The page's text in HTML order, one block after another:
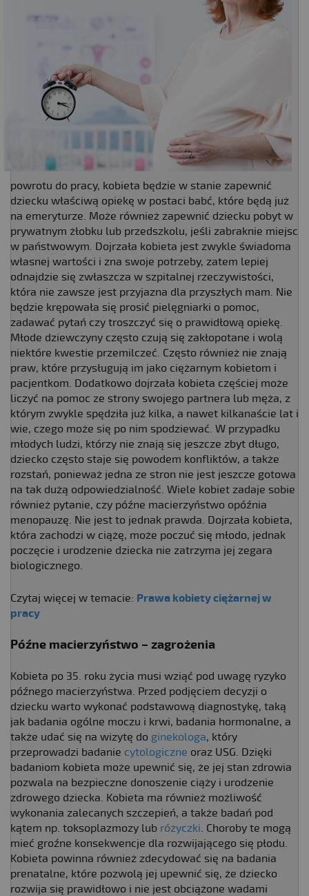
powrotu do pracy, kobieta będzie w stanie zapewnić
dziecku właściwą opiekę w postaci babć, które będą już
na emeryturze. Może również zapewnić dziecku pobyt w
prywatnym żłobku lub przedszkolu, jeśli zabraknie miejsc
w państwowym. Dojrzała kobieta jest zwykle świadoma
własnej wartości i zna swoje potrzeby, zatem lepiej
odnajdzie się zwłaszcza w szpitalnej rzeczywistości,
która nie zawsze jest przyjazna dla przyszłych mam. Nie
będzie krępowała się prosić pielęgniarki o pomoc,
zadawać pytań czy troszczyć się o prawidłową opiekę.
Młode dziewczyny często czują się zakłopotane i wolą
niektóre kwestie przemilczeć. Często również nie znają
praw, które przysługują im jako ciężarnym kobietom i
pacjentkom. Dodatkowo dojrzała kobieta częściej może
liczyć na pomoc ze strony swojego partnera lub męża, z
którym zwykle spędziła już kilka, a nawet kilkanaście lat i
wie, czego może się po nim spodziewać. W przypadku
młodych ludzi, którzy nie znają się jeszcze zbyt długo,
dziecko często staje się powodem konfliktów, a także
rozstań, ponieważ jedna ze stron nie jest jeszcze gotowa
na tak dużą odpowiedzialność. Wiele kobiet zadaje sobie
również pytanie, czy późne macierzyństwo opóźnia
menopauzę. Nie jest to jednak prawda. Dojrzała kobieta,
która zachodzi w ciążę, może poczuć się młodo, jednak
poczęcie i urodzenie dziecka nie zatrzyma jej zegara
biologicznego.
Czytaj więcej w temacie: Prawa kobiety ciężarnej w
pracy
Późne macierzyństwo – zagrożenia
Kobieta po 35. roku życia musi wziąć pod uwagę ryzyko
późnego macierzyństwa. Przed podjęciem decyzji o
dziecku warto wykonać podstawową diagnostykę, taką
jak badania ogólne moczu i krwi, badania hormonalne, a
także udać się na wizytę do ginekologa, który
przeprowadzi badanie cytologiczne oraz USG. Dzięki
badaniom kobieta może upewnić się, że jej stan zdrowia
pozwala na bezpieczne donoszenie ciąży i urodzenie
zdrowego dziecka. Kobieta ma również możliwość
wykonania zalecanych szczepień, a także badań pod
kątem np. toksoplazmozy lub różyczki. Choroby te mogą
mieć groźne konsekwencje dla rozwijającego się płodu.
Kobieta powinna również zdecydować się na badania
prenatalne, które pozwolą jej upewnić się, że dziecko
rozwija się prawidłowo i nie jest obciążone wadami